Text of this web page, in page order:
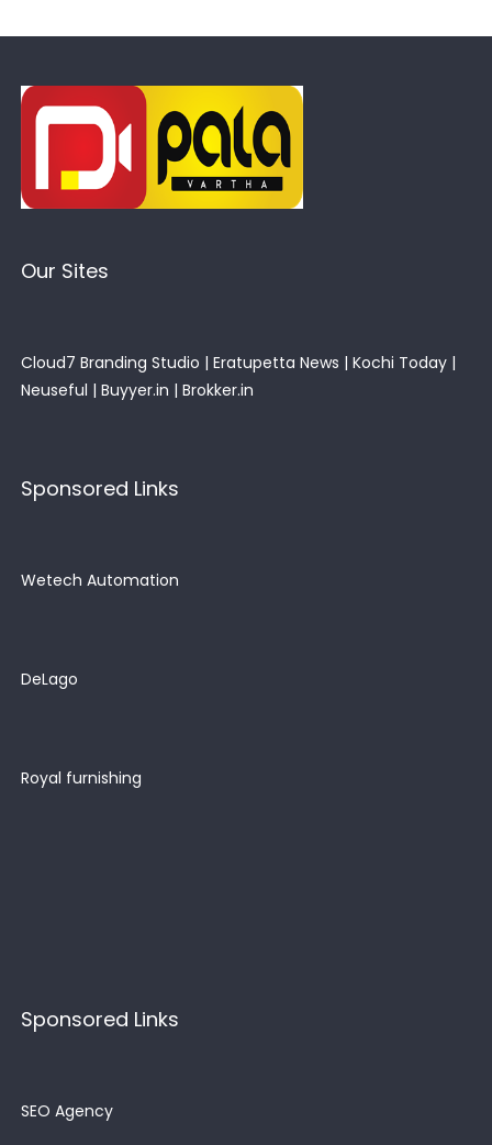
Our Sites
Cloud7 Branding Studio | Eratupetta News | Kochi Today |
Neuseful | Buyyer.in | Brokker.in
Sponsored Links
Wetech Automation
DeLago
Royal furnishing
Sponsored Links
SEO Agency